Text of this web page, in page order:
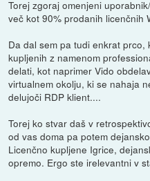
Torej zgoraj omenjeni
več kot 90% prodanih licenčnih
Da dal sem pa tudi enkrat prco,
kupljenih z namenom
delati, kot naprimer Vido
virtualnem okolju, ki se nahaja
delujoči RDP klient....
Torej ko stvar daš v
od vas doma pa potem
Licenčno kupljene Igrice,
opremo. Ergo ste irelevantni v